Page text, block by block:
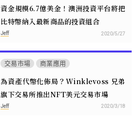
資金規模6.7億美金！澳洲投資平台將把
比特幣納入最新商品的投資組合
Jeff 2020/5/27
交易市場 商業應用
為資產代幣化佈局？Winklevoss 兄弟
旗下交易所推出NFT美元交易市場
Jeff 2020/3/18